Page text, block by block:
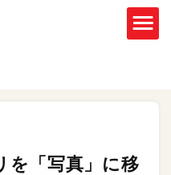
を「写真」に移